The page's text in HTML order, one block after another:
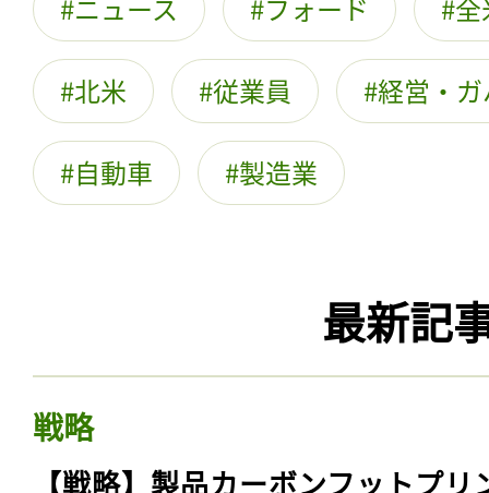
ニュース フォード
北米 従業員 経営・
自動車 製造業
最新記
戦略
【戦略】製品カーボンフットプリ